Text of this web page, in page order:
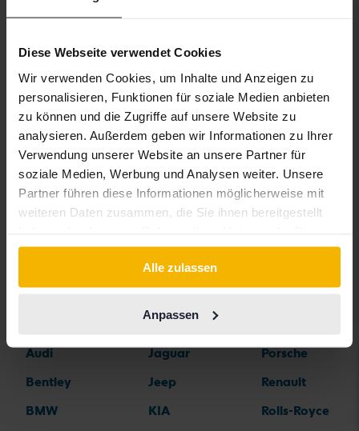
Diese Webseite verwendet Cookies
Wir verwenden Cookies, um Inhalte und Anzeigen zu
personalisieren, Funktionen für soziale Medien anbieten
zu können und die Zugriffe auf unsere Website zu
analysieren. Außerdem geben wir Informationen zu Ihrer
Verwendung unserer Website an unsere Partner für
soziale Medien, Werbung und Analysen weiter. Unsere
Partner führen diese Informationen möglicherweise mit
weiteren Daten zusammen, die Sie ihnen bereitgestellt
gesammelt haben.
Alle zulassen
Anpassen
Volvo C40
Volvo C70
Volvo S40
Volvo S60
Volvo S80
Volvo V50
Volvo V60
Volvo V70
Volvo V90
Volvo XC90
Automarken
Audi
Bentley
BMW
Iveco
Jaguar
Jeep
KIA
Porsche
Renault
Rolls-Royce